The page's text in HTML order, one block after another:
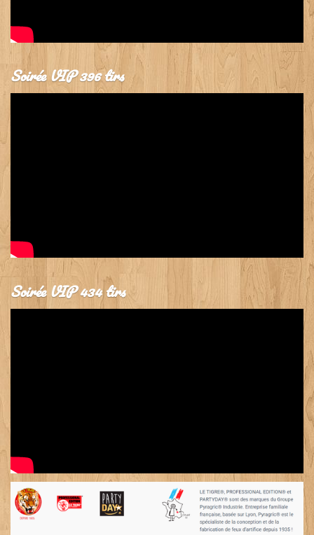
Soirée VIP 396 tirs
Soirée VIP 434 tirs